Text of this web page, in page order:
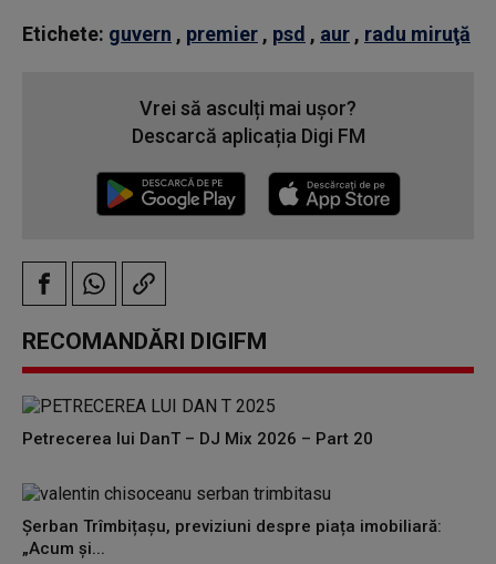
Etichete: guvern , premier , psd , aur , radu miruţă
Vrei să asculți mai ușor?
Descarcă aplicația Digi FM
RECOMANDĂRI DIGIFM
Petrecerea lui DanT – DJ Mix 2026 – Part 20
Șerban Trîmbițașu, previziuni despre piața imobiliară:
„Acum și...